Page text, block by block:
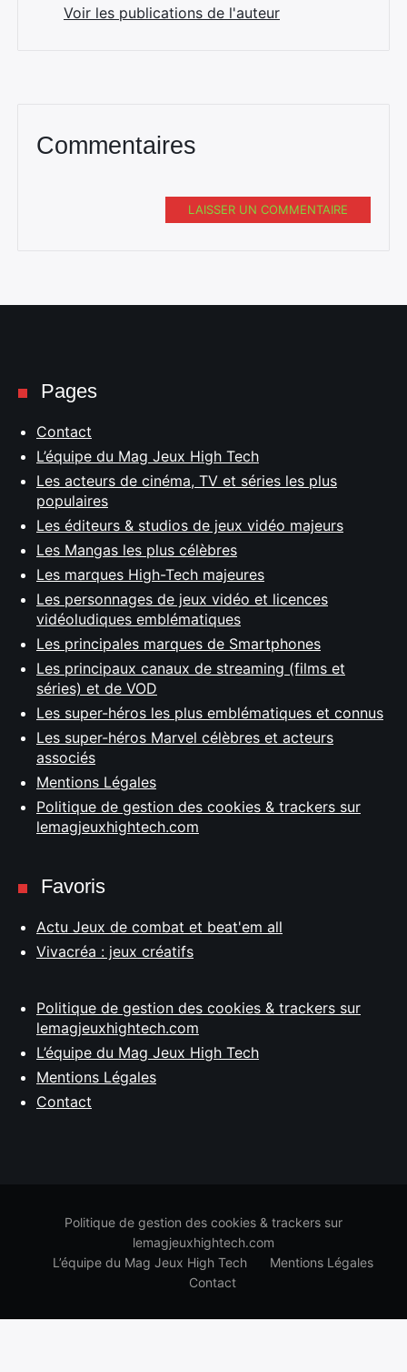
Voir les publications de l'auteur
Commentaires
LAISSER UN COMMENTAIRE
Pages
Contact
L’équipe du Mag Jeux High Tech
Les acteurs de cinéma, TV et séries les plus
populaires
Les éditeurs & studios de jeux vidéo majeurs
Les Mangas les plus célèbres
Les marques High-Tech majeures
Les personnages de jeux vidéo et licences
vidéoludiques emblématiques
Les principales marques de Smartphones
Les principaux canaux de streaming (films et
séries) et de VOD
Les super-héros les plus emblématiques et connus
Les super-héros Marvel célèbres et acteurs
associés
Mentions Légales
Politique de gestion des cookies & trackers sur
lemagjeuxhightech.com
Favoris
Actu Jeux de combat et beat'em all
Vivacréa : jeux créatifs
Politique de gestion des cookies & trackers sur
lemagjeuxhightech.com
L’équipe du Mag Jeux High Tech
Mentions Légales
Contact
Politique de gestion des cookies & trackers sur
lemagjeuxhightech.com
L’équipe du Mag Jeux High Tech
Mentions Légales
Contact